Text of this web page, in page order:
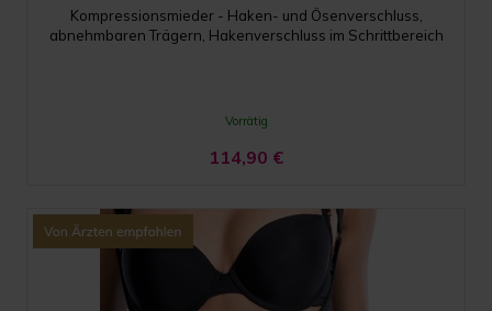
Kompressionsmieder - Haken- und Ösenverschluss,
abnehmbaren Trägern, Hakenverschluss im Schrittbereich
Vorrätig
114,90 €